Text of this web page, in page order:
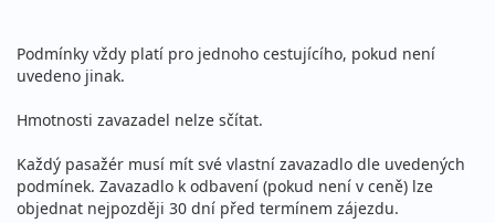
Podmínky vždy platí pro jednoho cestujícího, pokud není
uvedeno jinak.
Hmotnosti zavazadel nelze sčítat.
Každý pasažér musí mít své vlastní zavazadlo dle uvedených
podmínek. Zavazadlo k odbavení (pokud není v ceně) lze
objednat nejpozději 30 dní před termínem zájezdu.